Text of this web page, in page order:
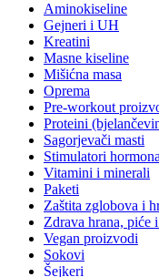
Aminokiseline
Gejneri i UH
Kreatini
Masne kiseline
Mišićna masa
Oprema
Pre-workout
Proteini
Sagorjevači masti
Stimulatori hormona
Vitamini i minerali
Paketi
Zaštita zglobova i
Zdrava hrana, piće
Vegan proizvodi
Sokovi
Šejkeri